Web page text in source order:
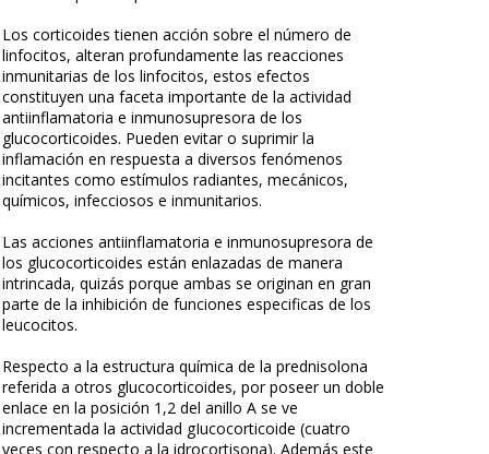
Los corticoides tienen acción sobre el número de
linfocitos, alteran profundamente las reacciones
inmunitarias de los linfocitos, estos efectos
constituyen una faceta importante de la actividad
antiinflamatoria e inmunosupresora de los
glucocorticoides. Pueden evitar o suprimir la
inflamación en respuesta a diversos fenómenos
incitantes como estímulos radiantes, mecánicos,
químicos, infecciosos e inmunitarios.
Las acciones antiinflamatoria e inmunosupresora de
los glucocorticoides están enlazadas de manera
intrincada, quizás porque ambas se originan en gran
parte de la inhibición de funciones especificas de los
leucocitos.
Respecto a la estructura química de la prednisolona
referida a otros glucocorticoides, por poseer un doble
enlace en la posición 1,2 del anillo A se ve
incrementada la actividad gIucocorticoide (cuatro
veces con respecto a la idrocortisona). Además este